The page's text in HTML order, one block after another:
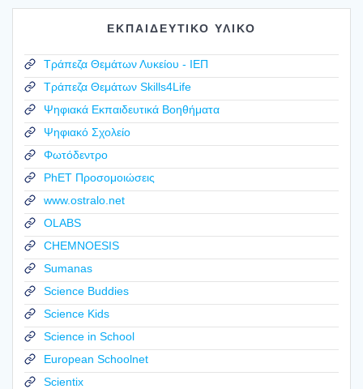
ΕΚΠΑΙΔΕΥΤΙΚΟ ΥΛΙΚΟ
Τράπεζα Θεμάτων Λυκείου - ΙΕΠ
Τράπεζα Θεμάτων Skills4Life
Ψηφιακά Εκπαιδευτικά Βοηθήματα
Ψηφιακό Σχολείο
Φωτόδεντρο
PhET Προσομοιώσεις
www.ostralo.net
OLABS
CHEMNOESIS
Sumanas
Science Buddies
Science Kids
Science in School
European Schoolnet
Scientix